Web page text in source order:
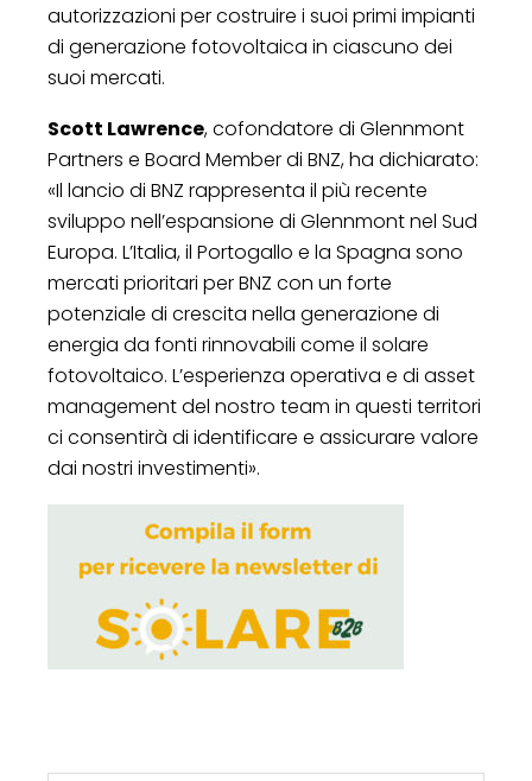
autorizzazioni per costruire i suoi primi impianti
di generazione fotovoltaica in ciascuno dei
suoi mercati.
Scott Lawrence, cofondatore di Glennmont
Partners e Board Member di BNZ, ha dichiarato:
«Il lancio di BNZ rappresenta il più recente
sviluppo nell’espansione di Glennmont nel Sud
Europa. L’Italia, il Portogallo e la Spagna sono
mercati prioritari per BNZ con un forte
potenziale di crescita nella generazione di
energia da fonti rinnovabili come il solare
fotovoltaico. L’esperienza operativa e di asset
management del nostro team in questi territori
ci consentirà di identificare e assicurare valore
dai nostri investimenti».